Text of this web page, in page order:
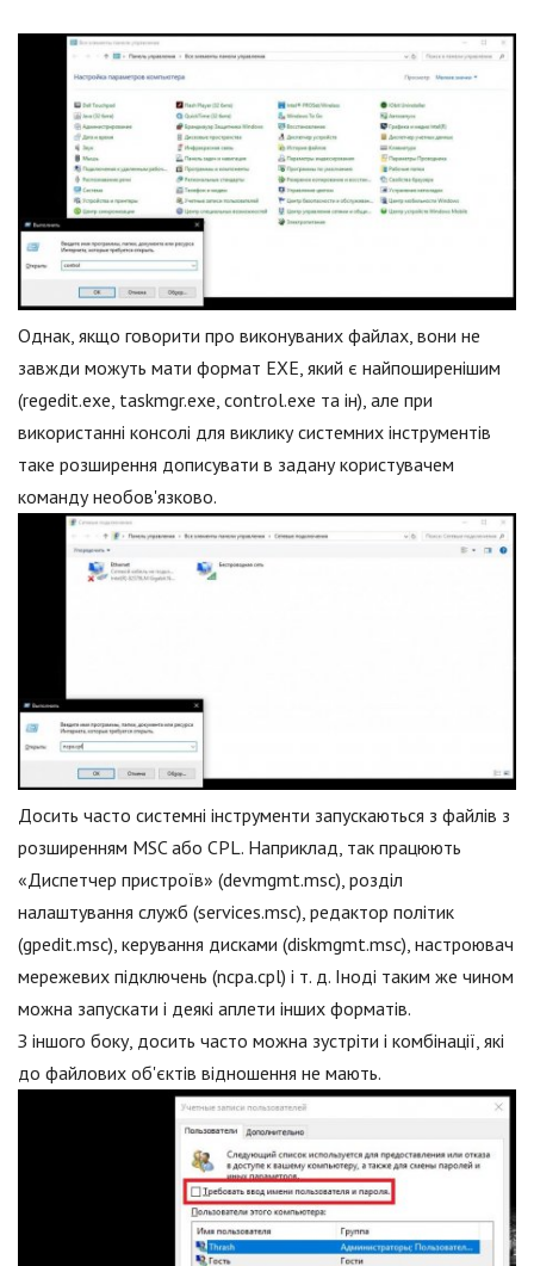
Однак, якщо говорити про виконуваних файлах, вони не
завжди можуть мати формат EXE, який є найпоширенішим
(regedit.exe, taskmgr.exe, control.exe та ін), але при
використанні консолі для виклику системних інструментів
таке розширення дописувати в задану користувачем
команду необов'язково.
Досить часто системні інструменти запускаються з файлів з
розширенням MSC або CPL. Наприклад, так працюють
«Диспетчер пристроїв» (devmgmt.msc), розділ
налаштування служб (services.msc), редактор політик
(gpedit.msc), керування дисками (diskmgmt.msc), настроювач
мережевих підключень (ncpa.cpl) і т. д. Іноді таким же чином
можна запускати і деякі аплети інших форматів.
З іншого боку, досить часто можна зустріти і комбінації, які
до файлових об'єктів відношення не мають.